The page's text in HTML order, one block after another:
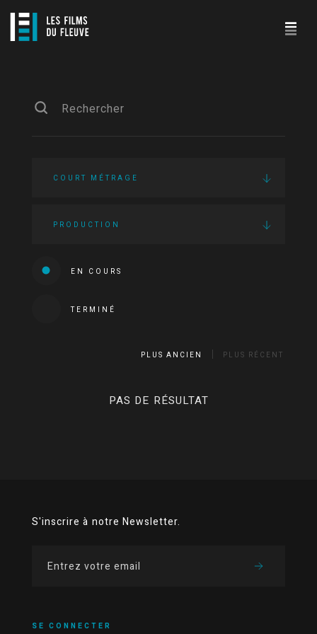
COURT MÉTRAGE
PRODUCTION
EN COURS
TERMINÉ
PLUS ANCIEN PLUS RÉCENT
PAS DE RÉSULTAT
S'inscrire à notre Newsletter.
SE CONNECTER